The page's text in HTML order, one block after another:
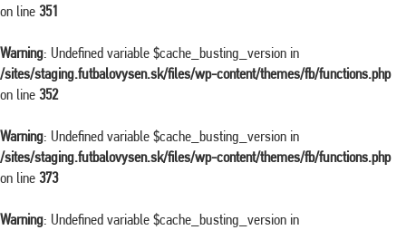
on line 351
Warning: Undefined variable $cache_busting_version in
/sites/staging.futbalovysen.sk/files/wp-content/themes/fb/functions.php
on line 352
Warning: Undefined variable $cache_busting_version in
/sites/staging.futbalovysen.sk/files/wp-content/themes/fb/functions.php
on line 373
Warning: Undefined variable $cache_busting_version in